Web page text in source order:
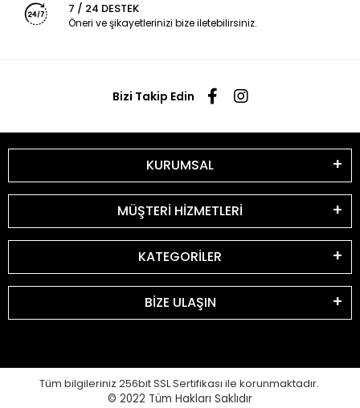
7 / 24 DESTEK
Öneri ve şikayetlerinizi bize iletebilirsiniz.
Bizi Takip Edin
KURUMSAL
MÜŞTERİ HİZMETLERİ
KATEGORİLER
BİZE ULAŞIN
Tüm bilgileriniz 256bit SSL Sertifikası ile korunmaktadır.
© 2022 Tüm Hakları Saklıdır